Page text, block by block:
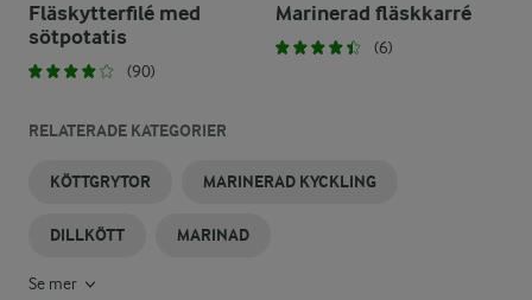
Fläskytterfilé med
sötpotatis
(90)
Marinerad fläskkarré
(6)
RELATERADE KATEGORIER
KÖTTGRYTOR MARINERAD KYCKLING
DILLKÖTT MARINAD
Se mer